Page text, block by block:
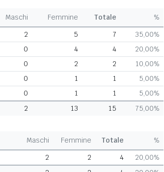
Maschi Femmine Totale
%
2 5 7
35,00%
0 4 4
20,00%
0 2 2
10,00%
0 1 1
5,00%
0 1 1
5,00%
2 13 15 75,00%
Maschi Femmine Totale
%
2 2 4
20,00%